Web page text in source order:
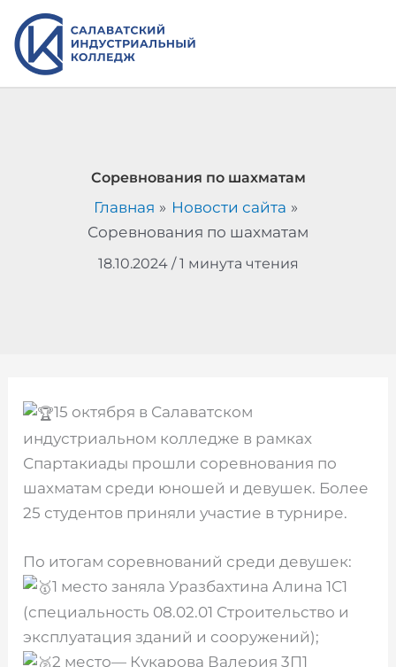
Перейти
содержимому
Соревнования по шахматам
Главная
Новости сайта
Соревнования по шахматам
18.10.2024 /1 минута чтения
15 октября в Салаватском
индустриальном колледже в рамках
Спартакиады прошли соревнования по
шахматам среди юношей и девушек. Более
25 студентов приняли участие в турнире.
По итогам соревнований среди девушек:
1 место заняла Уразбахтина Алина 1С1
(специальность 08.02.01 Строительство и
эксплуатация зданий и сооружений);
2 место— Кукарова Валерия 3П1